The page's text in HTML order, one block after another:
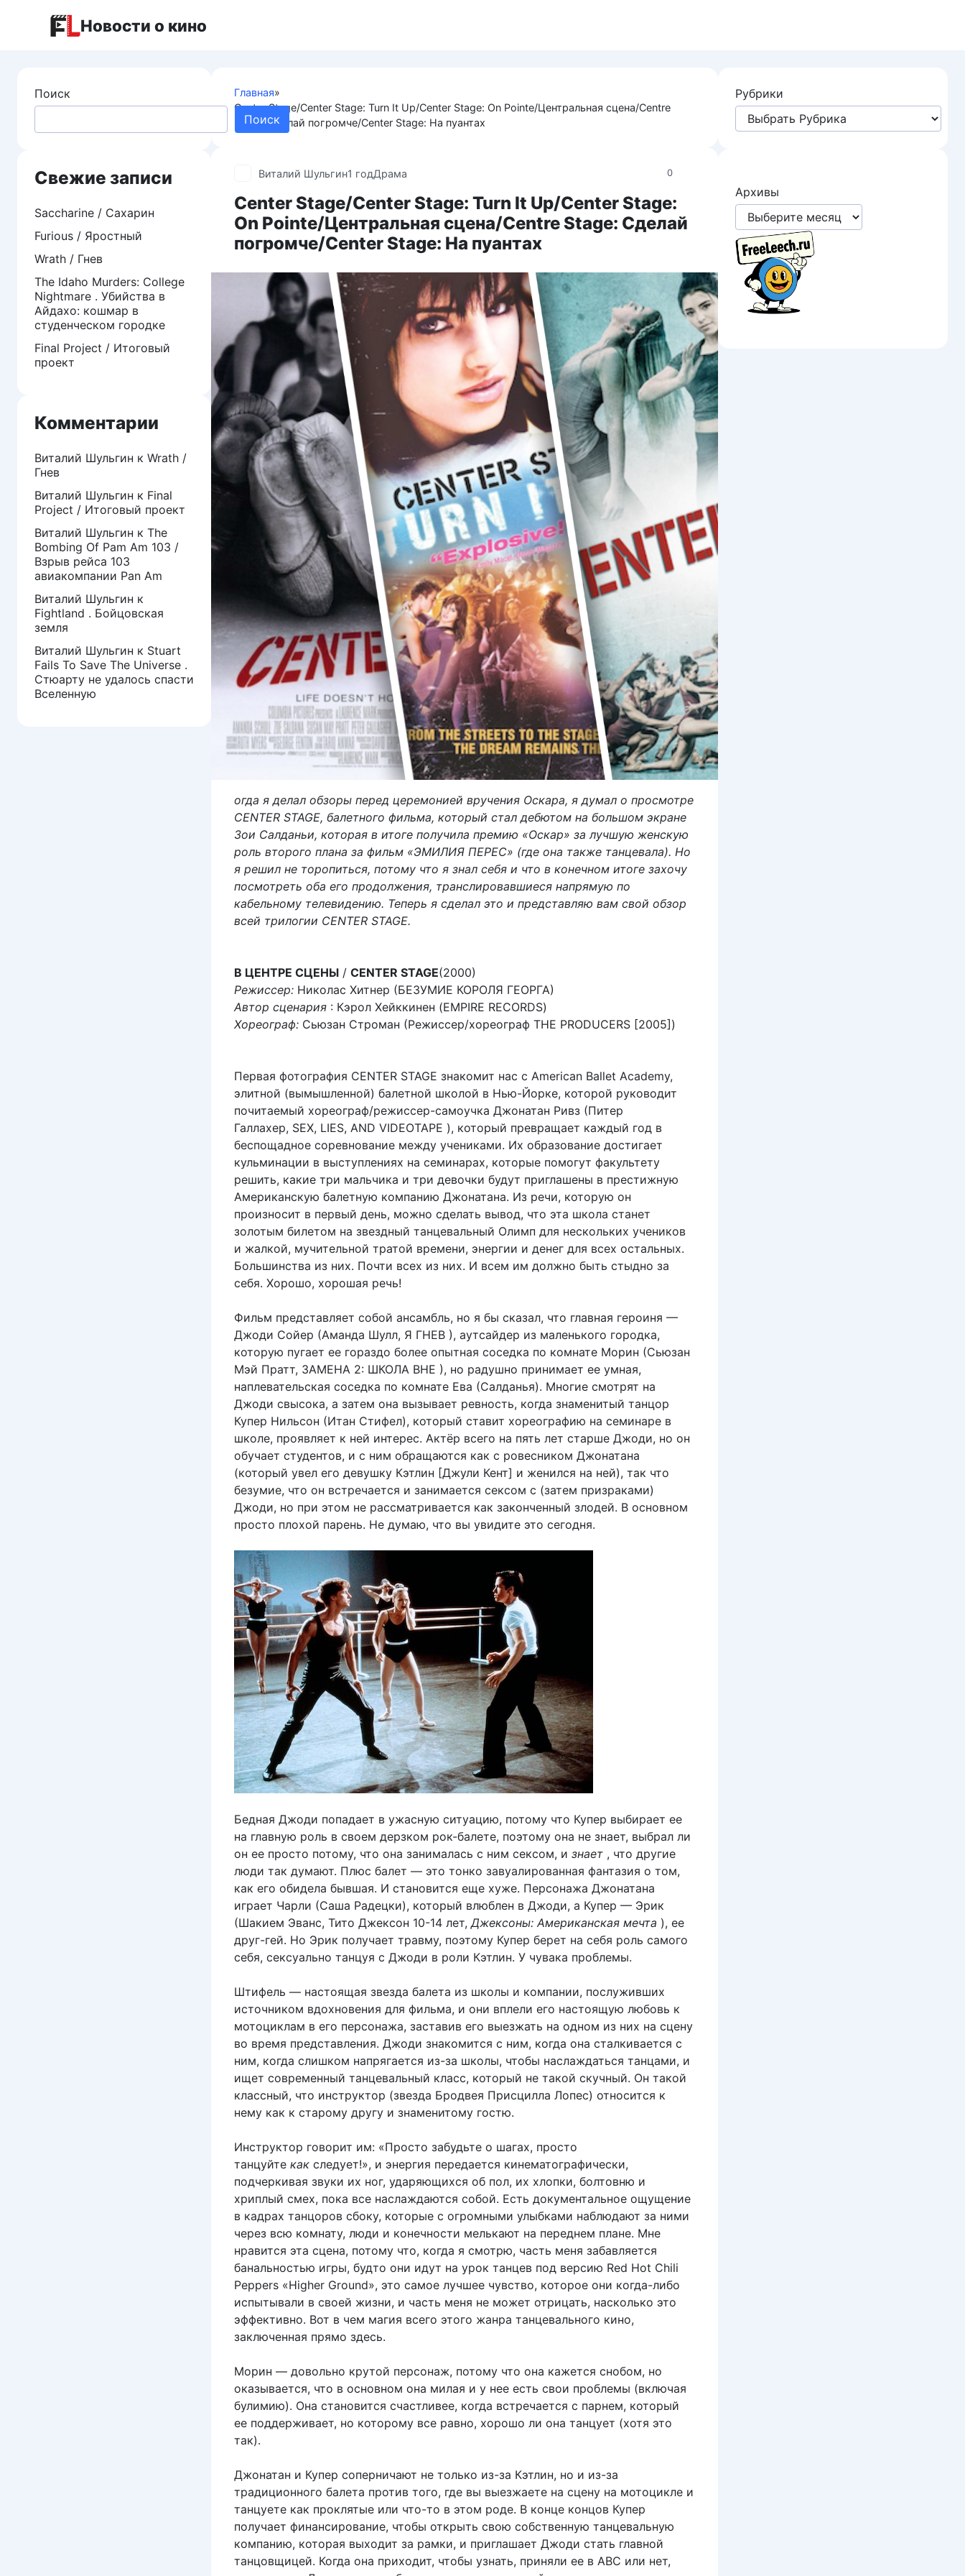
Новости о кино
Главная»
Center Stage/Center Stage: Turn It Up/Center Stage: On Pointe/Центральная сцена/Centre
Stage: Сделай погромче/Center Stage: На пуантах
0
Виталий Шульгин1 годДрама
Center Stage/Center Stage: Turn It Up/Center Stage:
On Pointe/Центральная сцена/Centre Stage: Сделай
погромче/Center Stage: На пуантах
огда я делал обзоры перед церемонией вручения Оскара, я думал о просмотре
CENTER STAGE, балетного фильма, который стал дебютом на большом экране
Зои Салданьи, которая в итоге получила премию «Оскар» за лучшую женскую
роль второго плана за фильм «ЭМИЛИЯ ПЕРЕС» (где она также танцевала). Но
я решил не торопиться, потому что я знал себя и что в конечном итоге захочу
посмотреть оба его продолжения, транслировавшиеся напрямую по
кабельному телевидению. Теперь я сделал это и представляю вам свой обзор
всей трилогии CENTER STAGE.
В ЦЕНТРЕ СЦЕНЫ / CENTER STAGE(2000)
Режиссер: Николас Хитнер (БЕЗУМИЕ КОРОЛЯ ГЕОРГА)
Автор сценария : Кэрол Хейккинен (EMPIRE RECORDS)
Хореограф: Сьюзан Строман (Режиссер/хореограф THE PRODUCERS [2005])
Первая фотография CENTER STAGE знакомит нас с American Ballet Academy,
элитной (вымышленной) балетной школой в Нью-Йорке, которой руководит
почитаемый хореограф/режиссер-самоучка Джонатан Ривз (Питер
Галлахер, SEX, LIES, AND VIDEOTAPE ), который превращает каждый год в
беспощадное соревнование между учениками. Их образование достигает
кульминации в выступлениях на семинарах, которые помогут факультету
решить, какие три мальчика и три девочки будут приглашены в престижную
Американскую балетную компанию Джонатана. Из речи, которую он
произносит в первый день, можно сделать вывод, что эта школа станет
золотым билетом на звездный танцевальный Олимп для нескольких учеников
и жалкой, мучительной тратой времени, энергии и денег для всех остальных.
Большинства из них. Почти всех из них. И всем им должно быть стыдно за
себя. Хорошо, хорошая речь!
Фильм представляет собой ансамбль, но я бы сказал, что главная героиня —
Джоди Сойер (Аманда Шулл, Я ГНЕВ ), аутсайдер из маленького городка,
которую пугает ее гораздо более опытная соседка по комнате Морин (Сьюзан
Мэй Пратт, ЗАМЕНА 2: ШКОЛА ВНЕ ), но радушно принимает ее умная,
наплевательская соседка по комнате Ева (Салданья). Многие смотрят на
Джоди свысока, а затем она вызывает ревность, когда знаменитый танцор
Купер Нильсон (Итан Стифел), который ставит хореографию на семинаре в
школе, проявляет к ней интерес. Актёр всего на пять лет старше Джоди, но он
обучает студентов, и с ним обращаются как с ровесником Джонатана
(который увел его девушку Кэтлин [Джули Кент] и женился на ней), так что
безумие, что он встречается и занимается сексом с (затем призраками)
Джоди, но при этом не рассматривается как законченный злодей. В основном
просто плохой парень. Не думаю, что вы увидите это сегодня.
Бедная Джоди попадает в ужасную ситуацию, потому что Купер выбирает ее
на главную роль в своем дерзком рок-балете, поэтому она не знает, выбрал ли
он ее просто потому, что она занималась с ним сексом, и знает , что другие
люди так думают. Плюс балет — это тонко завуалированная фантазия о том,
как его обидела бывшая. И становится еще хуже. Персонажа Джонатана
играет Чарли (Саша Радецки), который влюблен в Джоди, а Купер — Эрик
(Шакием Эванс, Тито Джексон 10-14 лет,Джексоны: Американская мечта ), ее
друг-гей. Но Эрик получает травму, поэтому Купер берет на себя роль самого
себя, сексуально танцуя с Джоди в роли Кэтлин. У чувака проблемы.
Штифель — настоящая звезда балета из школы и компании, послуживших
источником вдохновения для фильма, и они вплели его настоящую любовь к
мотоциклам в его персонажа, заставив его выезжать на одном из них на сцену
во время представления. Джоди знакомится с ним, когда она сталкивается с
ним, когда слишком напрягается из-за школы, чтобы наслаждаться танцами, и
ищет современный танцевальный класс, который не такой скучный. Он такой
классный, что инструктор (звезда Бродвея Присцилла Лопес) относится к
нему как к старому другу и знаменитому гостю.
Инструктор говорит им: «Просто забудьте о шагах, просто
танцуйте как следует!», и энергия передается кинематографически,
подчеркивая звуки их ног, ударяющихся об пол, их хлопки, болтовню и
хриплый смех, пока все наслаждаются собой. Есть документальное ощущение
в кадрах танцоров сбоку, которые с огромными улыбками наблюдают за ними
через всю комнату, люди и конечности мелькают на переднем плане. Мне
нравится эта сцена, потому что, когда я смотрю, часть меня забавляется
банальностью игры, будто они идут на урок танцев под версию Red Hot Chili
Peppers «Higher Ground», это самое лучшее чувство, которое они когда-либо
испытывали в своей жизни, и часть меня не может отрицать, насколько это
эффективно. Вот в чем магия всего этого жанра танцевального кино,
заключенная прямо здесь.
Морин — довольно крутой персонаж, потому что она кажется снобом, но
оказывается, что в основном она милая и у нее есть свои проблемы (включая
булимию). Она становится счастливее, когда встречается с парнем, который
ее поддерживает, но которому все равно, хорошо ли она танцует (хотя это
так).
Джонатан и Купер соперничают не только из-за Кэтлин, но и из-за
традиционного балета против того, где вы выезжаете на сцену на мотоцикле и
танцуете как проклятые или что-то в этом роде. В конце концов Купер
получает финансирование, чтобы открыть свою собственную танцевальную
компанию, которая выходит за рамки, и приглашает Джоди стать главной
танцовщицей. Когда она приходит, чтобы узнать, приняли ее в ABC или нет,
Поиск
Поиск
Свежие записи
Saccharine / Сахарин
Furious / Яростный
Wrath / Гнев
The Idaho Murders: College
Nightmare . Убийства в
Айдахо: кошмар в
студенческом городке
Final Project / Итоговый
проект
Комментарии
Виталий Шульгин к Wrath /
Гнев
Виталий Шульгин к Final
Project / Итоговый проект
Виталий Шульгин к The
Bombing Of Pam Am 103 /
Взрыв рейса 103
авиакомпании Pan Am
Виталий Шульгин к
Fightland . Бойцовская
земля
Виталий Шульгин к Stuart
Fails To Save The Universe .
Стюарту не удалось спасти
Вселенную
Рубрики
Архивы